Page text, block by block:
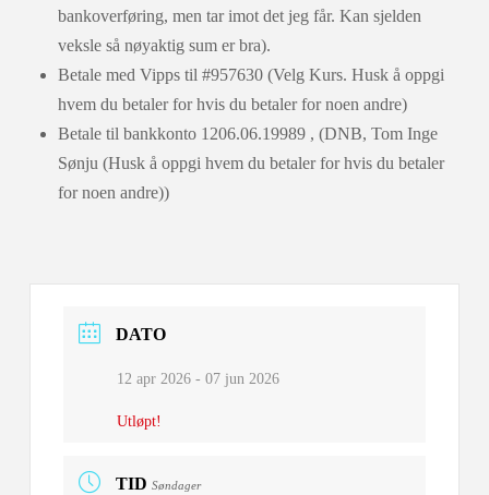
bankoverføring, men tar imot det jeg får. Kan sjelden
veksle så nøyaktig sum er bra).
Betale med Vipps til #957630 (Velg Kurs. Husk å oppgi
hvem du betaler for hvis du betaler for noen andre)
Betale til bankkonto 1206.06.19989 , (DNB, Tom Inge
Sønju (Husk å oppgi hvem du betaler for hvis du betaler
for noen andre))
DATO
12 apr 2026- 07 jun 2026
Utløpt!
TID Søndager